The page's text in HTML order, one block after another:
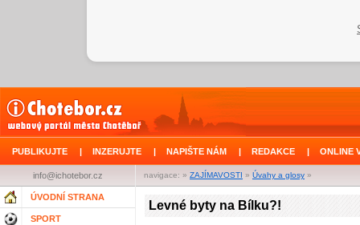
PUBLIKUJTE | INZERUJTE | NAPIŠTE NÁM | REDAKCE | ONLINE
navigace: » ZAJÍMAVOSTI » Úvahy a glosy »
info@ichotebor.cz
ÚVODNÍ STRANA
SPORT
Levné byty na Bílku?!